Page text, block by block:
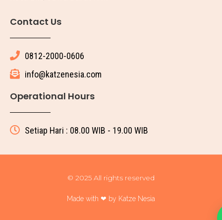
Contact Us
0812-2000-0606
info@katzenesia.com
Operational Hours
Setiap Hari : 08.00 WIB - 19.00 WIB
© 2025 All rights reserved
Made with ❤ by Katze Nesia